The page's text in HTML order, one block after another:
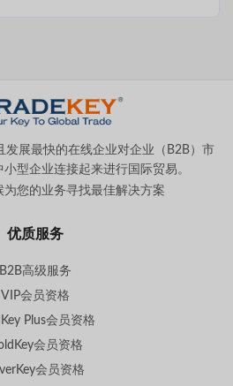
发展最快的在线企业对企业（B2B）市
型企业连接起来进行国际贸易。
您的业务寻找最佳解决方案
优质服务
B2B高级服务
VIP会员资格
Plus会员资格
会员资格
会员资格